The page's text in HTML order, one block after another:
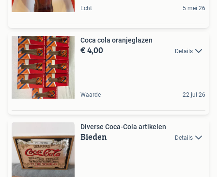
Echt 5 mei 26
Coca cola oranjeglazen
€ 4,00 Details
Waarde 22 jul 26
Diverse Coca-Cola artikelen
Bieden Details